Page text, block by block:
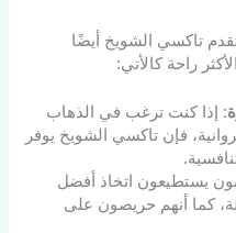
تاكسي الشويخ أيضًا
راحة كالأتي:
: إذا كنت ترغب في الذهاب
فإن تاكسي الشويخ يوفر
يستطيعون اتخاذ أفضل
كما أنهم حريصون على